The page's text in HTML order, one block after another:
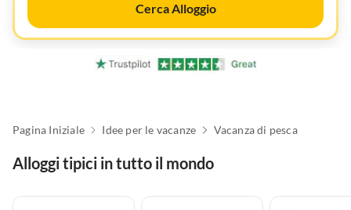
Cerca Alloggio
Pagina Iniziale Idee per le vacanze Vacanza di pesca
Alloggi tipici in tutto il mondo